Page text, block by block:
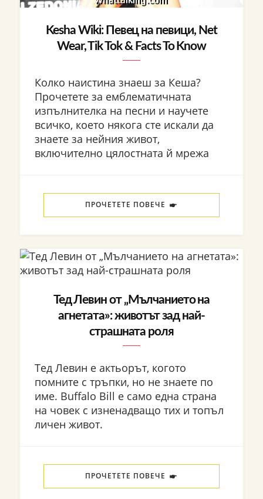
Kesha Wiki: Певец на певици, Net
Wear, Tik Tok & Facts To Know
Колко наистина знаеш за Кеша?
Прочетете за емблематичната
изпълнителка на песни и научете
всичко, което някога сте искали да
знаете за нейния живот,
включително цялостната й мрежа
ПРОЧЕТЕТЕ ПОВЕЧЕ
Тед Левин от „Мълчанието на
агнетата»: животът зад най-
страшната роля
Тед Левин е актьорът, когото
помните с тръпки, но не знаете по
име. Buffalo Bill е само една страна
на човек с изненадващо тих и топъл
личен живот.
ПРОЧЕТЕТЕ ПОВЕЧЕ